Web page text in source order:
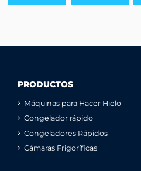
PRODUCTOS
Máquinas para Hacer Hielo
Congelador rápido
Congeladores Rápidos
Cámaras Frigoríficas